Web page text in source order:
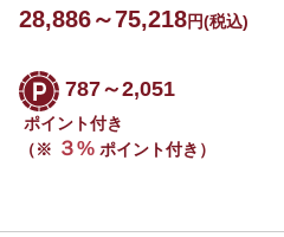
28,886～75,218円(税込)
787～2,051
ポイント付き
（※ ３% ポイント付き）